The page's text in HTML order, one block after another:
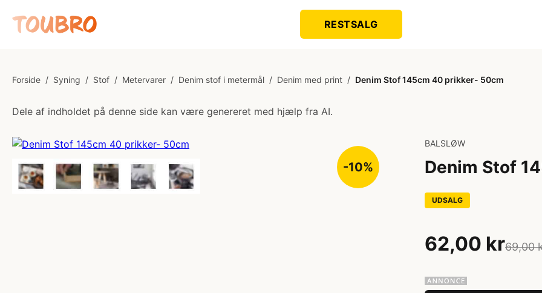
RESTSALG
Forside / Syning / Stof / Metervarer / Denim stof i metermål / Denim med print / Denim Stof 145cm 40 prikker- 50cm
Dele af indholdet på denne side kan være genereret med hjælp fra AI.
-10%
BALSLØW
Denim Stof
UDSALG
62,00 kr69,00